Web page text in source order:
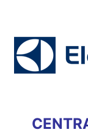
conteúdo